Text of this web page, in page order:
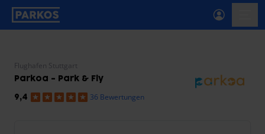
beschriftung-für-primäre-navigation
Flughafen Stuttgart
Parkoa - Park & Fly
9,4 36 Bewertungen